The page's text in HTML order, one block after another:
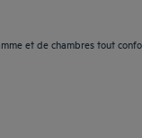
et de chambres tout